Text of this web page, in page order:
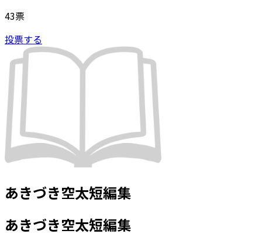
43票
投票する
あきづき空太短編集
あきづき空太短編集